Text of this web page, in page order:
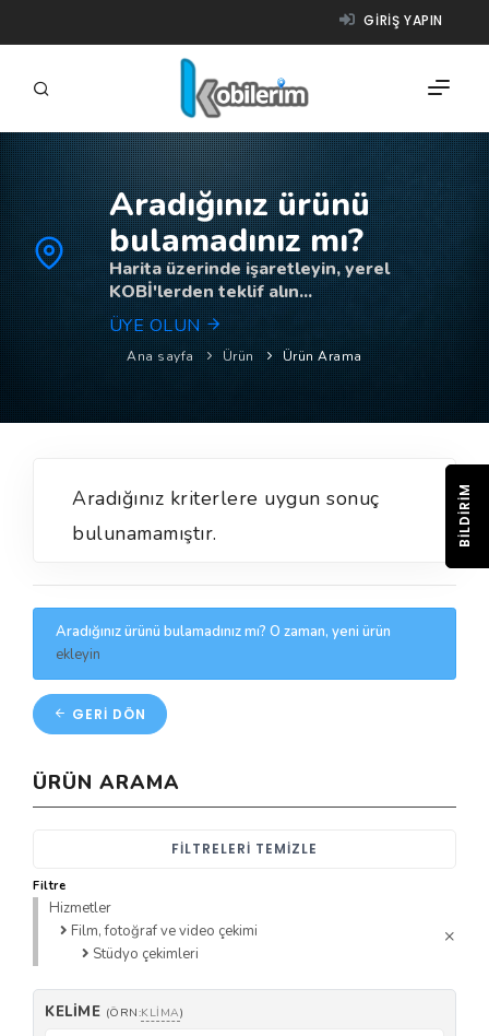
GIRIŞ YAPIN
FIRMALAR
ÜRÜNLER
NASIL ÇALIŞIR?
YARDIM
Aradığınız ürünü
bulamadınız mı?
Harita üzerinde işaretleyin, yerel
KOBİ'lerden teklif alın...
ÜYE OLUN
Ana sayfa Ürün Ürün Arama
Aradığınız kriterlere uygun sonuç
bulunamamıştır.
Aradığınız ürünü bulamadınız mı? O zaman, yeni ürün
ekleyin
GERI DÖN
ÜRÜN ARAMA
FILTRELERI TEMIZLE
Filtre
Hizmetler
Film, fotoğraf ve video çekimi
Stüdyo çekimleri
KELIME (ÖRN:KLIMA)
BILDIRIM